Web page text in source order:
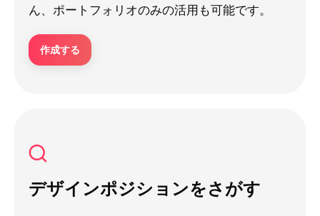
ん、ポートフォリオのみの活用も可能です。
作成する
デザインポジションをさがす